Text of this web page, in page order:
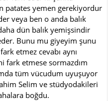
patates yemen gerekiyordur
veya ben o anda balık
dün balık yemişsindir
Bunu mu giyeyim şunu
etmez cevabı aynı
fark etmese sormazdım
tüm vücudum uyuşuyor
Selim ve stüdyodakileri
boğdu.